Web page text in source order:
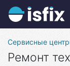
Сервисные
Ремонт